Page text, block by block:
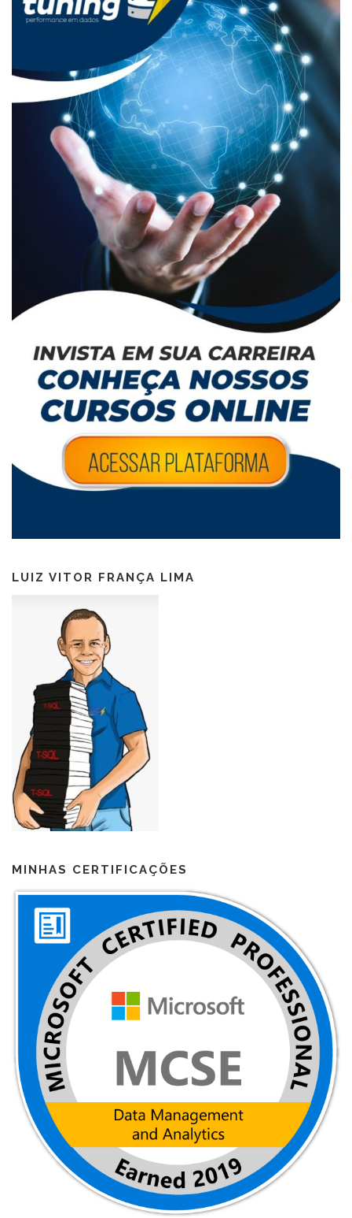
LUIZ VITOR FRANÇA LIMA
MINHAS CERTIFICAÇÕES